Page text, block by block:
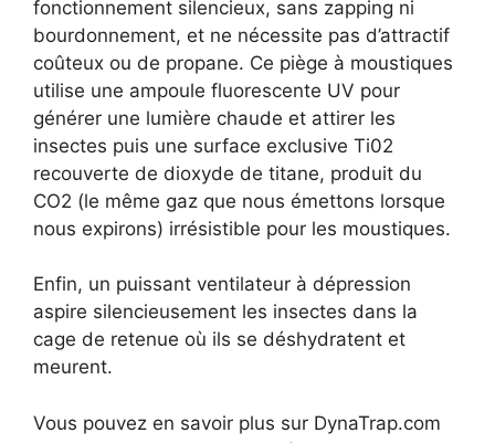
fonctionnement silencieux, sans zapping ni
bourdonnement, et ne nécessite pas d’attractif
coûteux ou de propane. Ce piège à moustiques
utilise une ampoule fluorescente UV pour
générer une lumière chaude et attirer les
insectes puis une surface exclusive Ti02
recouverte de dioxyde de titane, produit du
CO2 (le même gaz que nous émettons lorsque
nous expirons) irrésistible pour les moustiques.
Enfin, un puissant ventilateur à dépression
aspire silencieusement les insectes dans la
cage de retenue où ils se déshydratent et
meurent.
Vous pouvez en savoir plus sur DynaTrap.com